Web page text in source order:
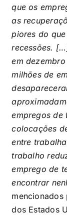
que os
as
piores do
recessões.
em
milhões de
empregos de
colocações
entre
trabalho
emprego de
encontrar
dos Estados